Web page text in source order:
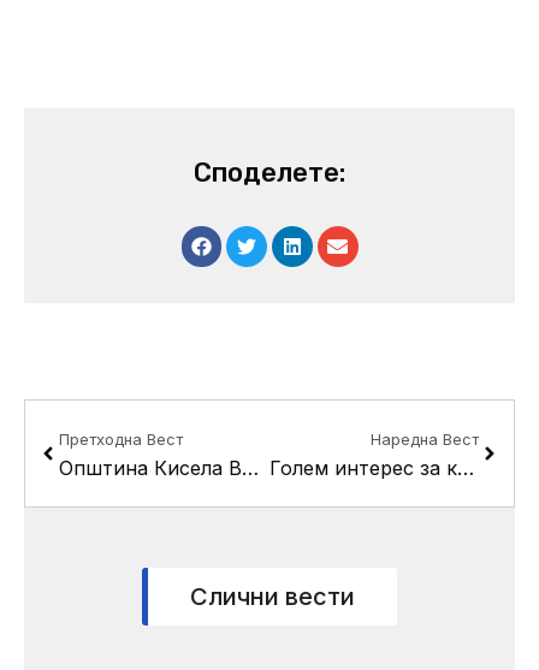
Споделете:
Претходна Вест
Општина Кисела Вода ќе го собира кабастиот отпад од домаќинствата
Наредна Вест
Голем интерес за конкурсот за ДУП-от во Расадник, во Англија, Иран, Украина..
Слични вести